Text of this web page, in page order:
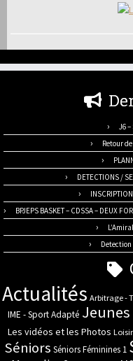
J6 –
Retour
DETECTIONS /
BPJEPS BASKET – CDSSA – DEUX
Detection
Actualités Arbitrage -
IME - Sport Adapté Jeunes
Les vidéos et les Photos
Séniors Séniors Féminines 1